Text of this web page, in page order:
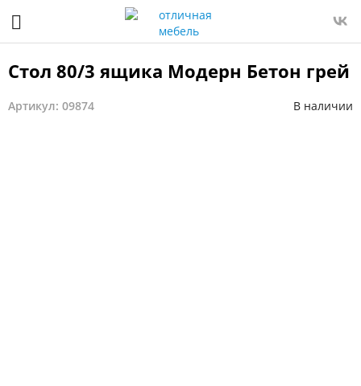
Стол 80/3 ящика Модерн Бетон грей
Артикул: 09874 В наличии